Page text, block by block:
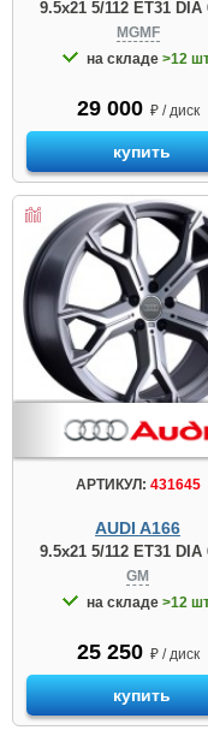
9.5x21 5/112 ET31 DIA
MGMF
на складе >12
29 000 ₽ / диск
купить
АРТИКУЛ: 431645
AUDI A166
9.5x21 5/112 ET31 DIA
GM
на складе >12
25 250 ₽ / диск
купить